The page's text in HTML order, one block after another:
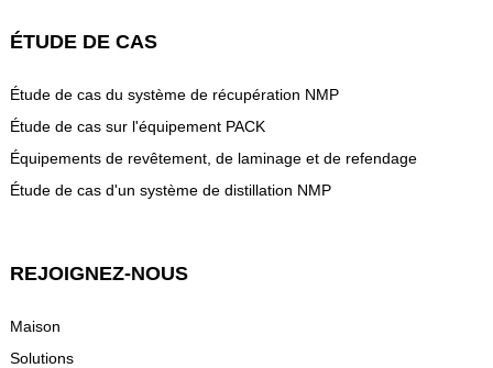
ÉTUDE DE CAS
Étude de cas du système de récupération NMP
Étude de cas sur l'équipement PACK
Équipements de revêtement, de laminage et de refendage
Étude de cas d'un système de distillation NMP
REJOIGNEZ-NOUS
Maison
Solutions